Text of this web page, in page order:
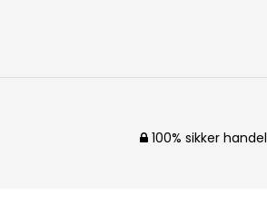
100% sikker handel